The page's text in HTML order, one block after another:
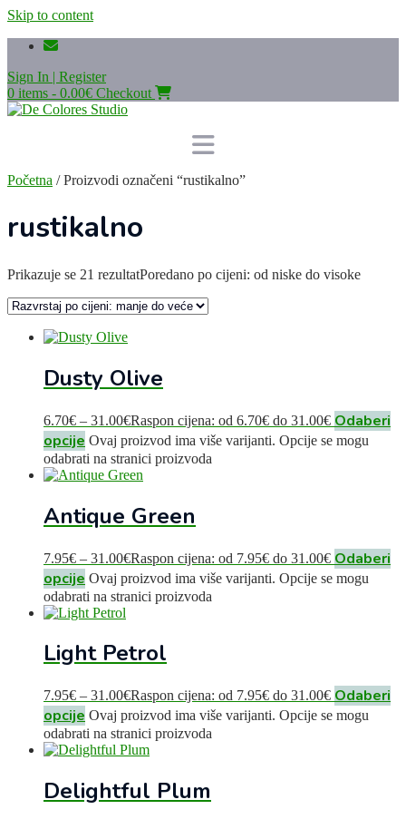
Skip to content
Sign In | Register
0 items - 0.00€ Checkout
Početna / Proizvodi označeni “rustikalno”
rustikalno
Prikazuje se 21 rezultatPoredano po cijeni: od niske do visoke
Dusty Olive
6.70€ – 31.00€Raspon cijena: od 6.70€ do 31.00€ Odaberi
opcije Ovaj proizvod ima više varijanti. Opcije se mogu
odabrati na stranici proizvoda
Antique Green
7.95€ – 31.00€Raspon cijena: od 7.95€ do 31.00€ Odaberi
opcije Ovaj proizvod ima više varijanti. Opcije se mogu
odabrati na stranici proizvoda
Light Petrol
7.95€ – 31.00€Raspon cijena: od 7.95€ do 31.00€ Odaberi
opcije Ovaj proizvod ima više varijanti. Opcije se mogu
odabrati na stranici proizvoda
Delightful Plum